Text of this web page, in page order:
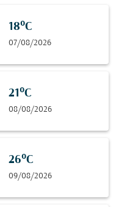
18°C
07/08/2026
21°C
08/08/2026
26°C
09/08/2026